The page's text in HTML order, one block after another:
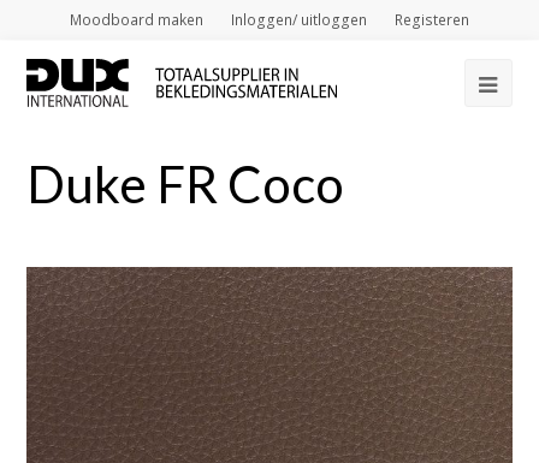
Moodboard maken Inloggen/ uitloggen Registeren
Duke FR Coco